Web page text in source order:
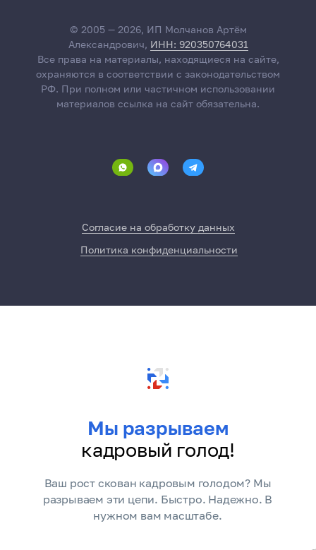
Согласие на обработку данных
Политика конфиденциальности
© 2005 — 2026, ИП Молчанов Артём
Александрович, ИНН: 920350764031
Все права на материалы, находящиеся на сайте,
охраняются в соответствии с законодательством
РФ. При полном или частичном использовании
материалов ссылка на сайт обязательна.
Мы разрываем
кадровый голод!
Ваш рост скован кадровым голодом? Мы
разрываем эти цепи. Быстро. Надежно. В
нужном вам масштабе.